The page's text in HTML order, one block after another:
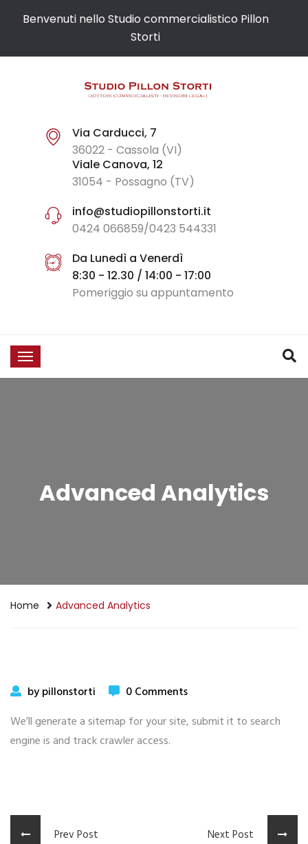
Benvenuti nello Studio commercialistico Pillon
Storti
Via Carducci, 7
36022 - Cassola (VI)
Viale Canova, 12
31054 - Possagno (TV)
info@studiopillonstorti.it
0424 066859/0423 544331
Da Lunedì a Venerdì
8:30 - 12.30 / 14:00 - 17:00
Pomeriggio su appuntamento
Advanced Analytics
Home Advanced Analytics
by pillonstorti
0 Comments
We’ll generate a sitemap for your site, submit it to search
engine is and track crawler access.
Prev Post Next Post